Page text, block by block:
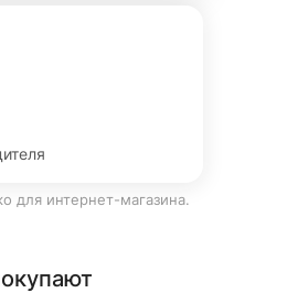
для интернет-магазина.